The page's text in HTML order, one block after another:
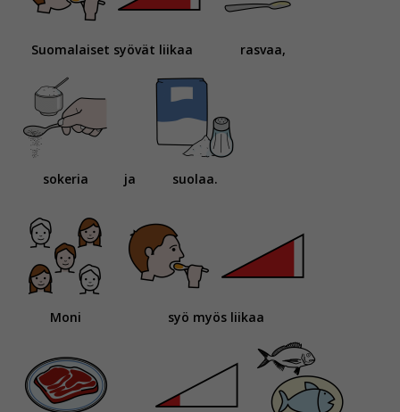
Suomalaiset syövät liikaa rasvaa,
sokeria ja suolaa.
Moni syö myös liikaa